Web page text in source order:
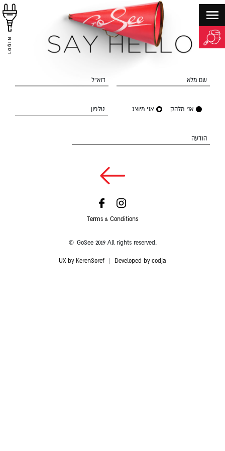
LOGIN
שם מלא דוא״ל
אני מלהק אני מיוצג טלפון
הודעה
Terms & Conditions
© GoSee 2019 All rights reserved.
UX by KerenSoref Developed by codja